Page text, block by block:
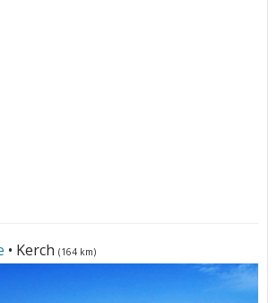
• Kerch (164 km)